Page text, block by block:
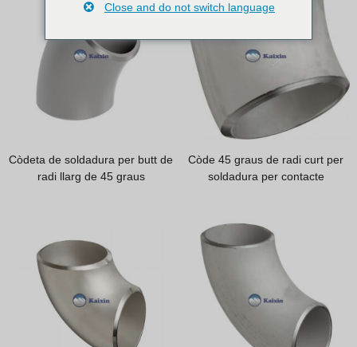
Dutch
German
Czech
Hindi
Italian
Spanish (Colombia)
Spanish (Argentina)
Persian
Estonian
Còdeta de soldadura per butt de
radi llarg de 45 graus
Còde 45 graus de radi curt per
soldadura per contacte
Close and do not switch language